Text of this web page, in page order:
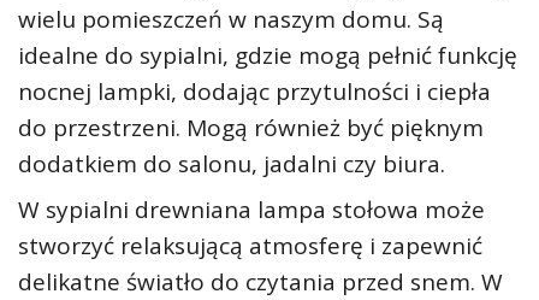
wielu pomieszczeń w naszym domu. Są
idealne do sypialni, gdzie mogą pełnić funkcję
nocnej lampki, dodając przytulności i ciepła
do przestrzeni. Mogą również być pięknym
dodatkiem do salonu, jadalni czy biura.
W sypialni drewniana lampa stołowa może
stworzyć relaksującą atmosferę i zapewnić
delikatne światło do czytania przed snem. W